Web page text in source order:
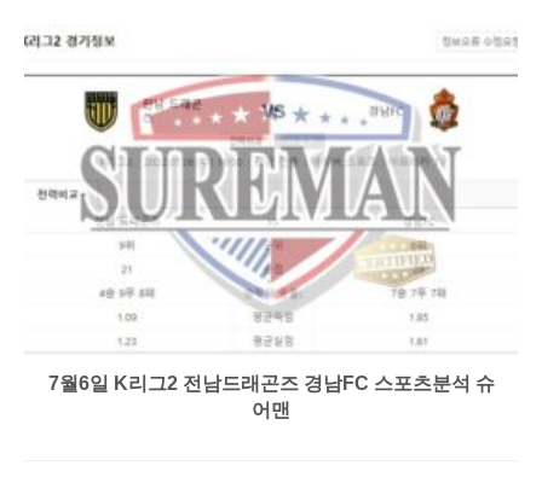
7월6일 K리그2 전남드래곤즈 경남FC 스포츠분석 슈
어맨